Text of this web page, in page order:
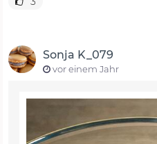
Sonja K_079
vor einem Jahr